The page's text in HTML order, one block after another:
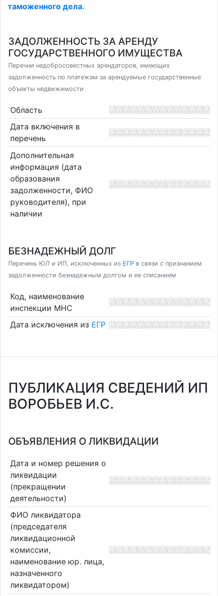
таможенного дела.
ЗАДОЛЖЕННОСТЬ ЗА АРЕНДУ
ГОСУДАРСТВЕННОГО ИМУЩЕСТВА
Перечни недобросовестных арендаторов, имеющих
задолженность по платежам за арендуемые государственные
объекты недвижимости
Область
Дата включения в
перечень
Дополнительная
информация (дата
образования
задолженности, ФИО
руководителя), при
наличии
БЕЗНАДЕЖНЫЙ ДОЛГ
Перечень ЮЛ и ИП, исключенных из ЕГР в связи с признанием
задолженности безнадежным долгом и ее списанием
Код, наименование
инспекции МНС
Дата исключения из ЕГР
ПУБЛИКАЦИЯ СВЕДЕНИЙ ИП
ВОРОБЬЕВ И.С.
ОБЪЯВЛЕНИЯ О ЛИКВИДАЦИИ
Дата и номер решения о
ликвидации
(прекращении
деятельности)
ФИО ликвидатора
(председателя
ликвидационной
комиссии,
наименование юр. лица,
назначенного
ликвидатором)